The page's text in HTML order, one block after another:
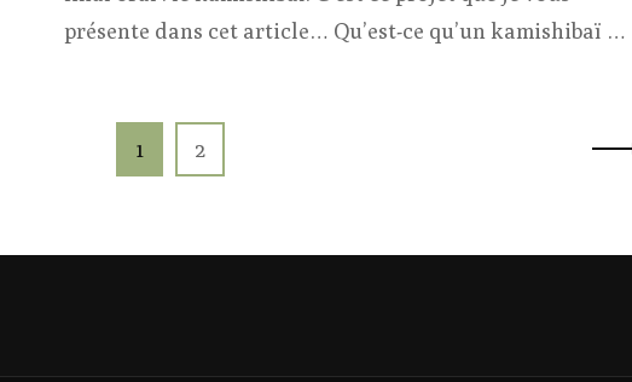
présente dans cet article… Qu’est-ce qu’un kamishibaï …
Page
1 Page
2